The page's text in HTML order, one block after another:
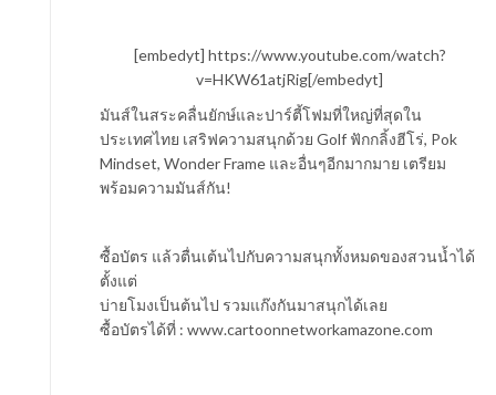
[embedyt] https://www.youtube.com/watch?
v=HKW61atjRig[/embedyt]
มันส์ในสระคลื่นยักษ์และปาร์ตี้โฟมที่ใหญ่ที่สุดใน
ประเทศไทย เสริฟความสนุกด้วย Golf ฟักกลิ้งฮีโร่, Pok
Mindset, Wonder Frame และอื่นๆอีกมากมาย เตรียม
พร้อมความมันส์กัน!
ซื้อบัตร แล้วตื่นเต้นไปกับความสนุกทั้งหมดของสวนน้ำได้
ตั้งแต่
บ่ายโมงเป็นต้นไป รวมแก๊งกันมาสนุกได้เลย
ซื้อบัตรได้ที่ : www.cartoonnetworkamazone.com